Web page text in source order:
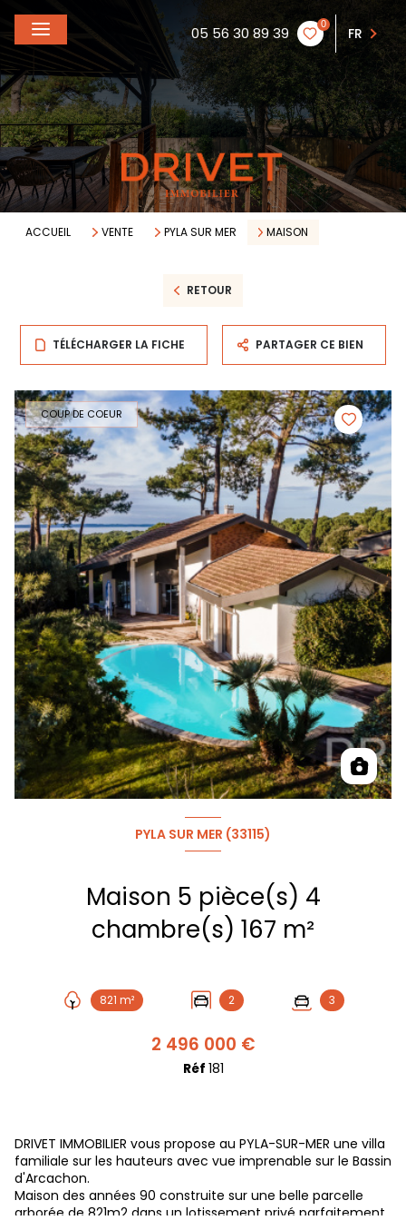
05 56 30 89 39 0
FR
ACCUEIL VENTE PYLA SUR MER MAISON
RETOUR
TÉLÉCHARGER LA FICHE PARTAGER CE BIEN
COUP DE COEUR
PYLA SUR MER (33115)
Maison 5 pièce(s) 4
chambre(s) 167 m²
821 m² 2 3
2 496 000 €
Réf 181
DRIVET IMMOBILIER vous propose au PYLA-SUR-MER une villa
familiale sur les hauteurs avec vue imprenable sur le Bassin
d'Arcachon.
Maison des années 90 construite sur une belle parcelle
arborée de 821m2 dans un lotissement privé parfaitement